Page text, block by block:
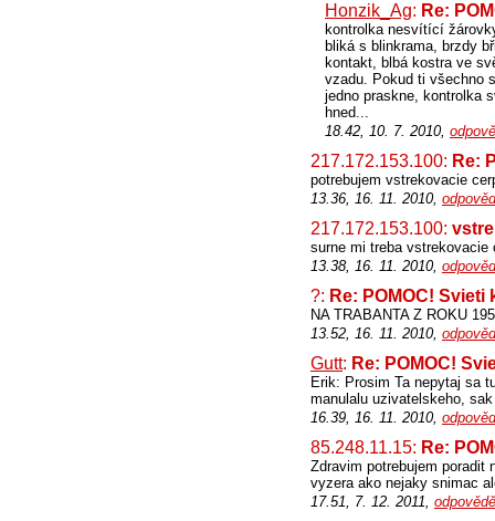
Honzik_Ag: Re:
kontrolka nesvítící
bliká s blinkrama, brzdy
kontakt, blbá kostra ve
vzadu. Pokud ti všechno
jedno praskne, kontrolka
hned...
18.42, 10. 7. 2010,
217.172.153.100: Re:
potrebujem vstrekovacie
13.36, 16. 11. 2010,
217.172.153.100:
surne mi treba vstrekovacie
13.38, 16. 11. 2010,
?: Re: POMOC!
NA TRABANTA Z ROKU
13.52, 16. 11. 2010,
Gutt: Re: POMOC!
Erik: Prosim Ta nepytaj sa
manulalu uzivatelskeho,
16.39, 16. 11. 2010,
85.248.11.15: Re:
Zdravim potrebujem poradit
vyzera ako nejaky snimac
17.51, 7. 12. 2011,